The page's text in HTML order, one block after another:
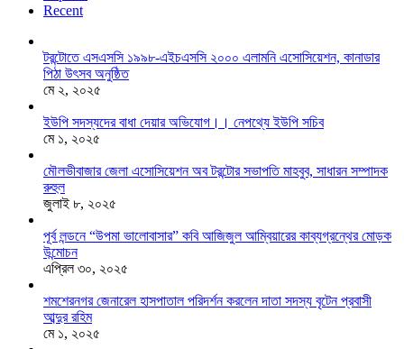
Recent
টরন্টোতে এসএসসি ১৯৯৮-এইচএসসি ২০০০ এলামনি এসোসিয়েশন, কানাডার
পিঠা উৎসব অনুষ্ঠিত
মে ২, ২০২৫
ইউপি সদস্যদের বাধা দেয়ার অভিযোগ।। নেপথ্যে ইউপি সচিব
মে ১, ২০২৫
মৌলভীবাজার জেলা এসোসিয়েশন অব টরন্টোর সভাপতি মাহবুব, সাধারন সম্পাদক
রুহুল
জুলাই ৮, ২০২৫
পূর্ব লন্ডনে “উপমা ভালোবাসার” কবি আজিজুল আম্বিয়ারের কাব্যগ্রন্থের মোড়ক
উন্মোচন
এপ্রিল ৩০, ২০২৫
শমশেরনগর জেনারেল হাসপাতাল পরিদর্শন করলেন দাতা সদস্য বৃটেন প্রবাসী
আব্দুর রহিম
মে ১, ২০২৫